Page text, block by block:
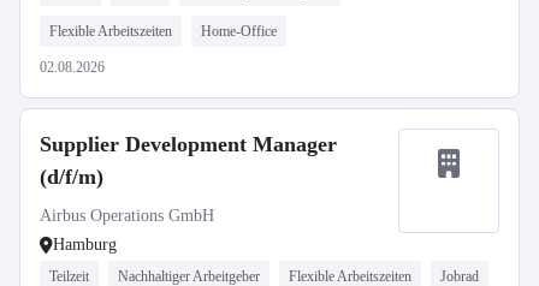
Flexible Arbeitszeiten Home-Office
02.08.2026
Supplier Development Manager
(d/f/m)
Airbus Operations GmbH
Hamburg
Teilzeit Nachhaltiger Arbeitgeber Flexible Arbeitszeiten Jobrad